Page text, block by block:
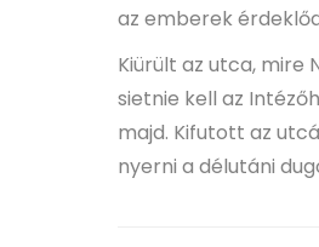
az emberek
Kiürült az utca, mire
sietnie kell az
majd. Kifutott az
nyerni a délutáni